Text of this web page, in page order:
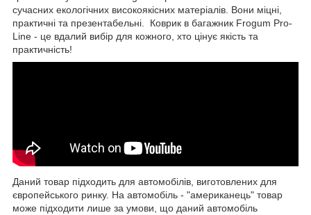
сучасних екологічних високоякісних матеріалів. Вони міцні,
практичні та презентабельні. Коврик в багажник Frogum Pro-
Line - це вдалий вибір для кожного, хто цінує якість та
практичність!
Даний товар підходить для автомобілів, виготовлених для
європейського ринку. На автомобіль - "американець" товар
може підходити лише за умови, що даний автомобіль